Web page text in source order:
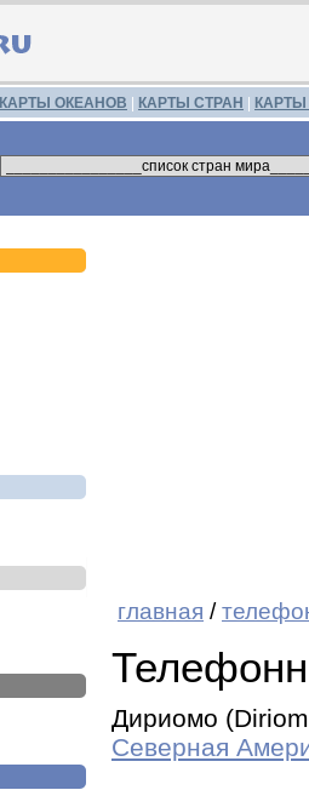
КАРТЫ ОКЕАНОВ КАРТЫ СТРАН
главная /
Дириомо
Северная